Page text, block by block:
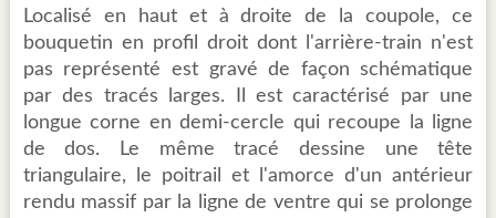
Localisé en haut et à droite de la coupole, ce
bouquetin en profil droit dont l'arrière-train n'est
pas représenté est gravé de façon schématique
par des tracés larges. Il est caractérisé par une
longue corne en demi-cercle qui recoupe la ligne
de dos. Le même tracé dessine une tête
triangulaire, le poitrail et l'amorce d'un antérieur
rendu massif par la ligne de ventre qui se prolonge